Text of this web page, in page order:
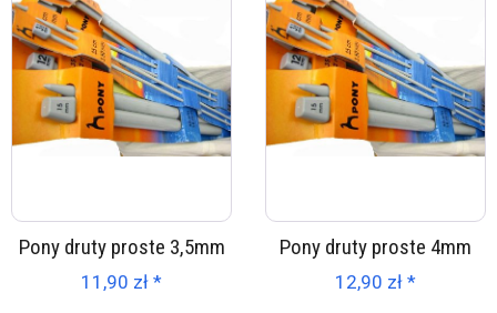
Pony druty proste 3,5mm
11,90 zł *
Pony druty proste 4mm
12,90 zł *